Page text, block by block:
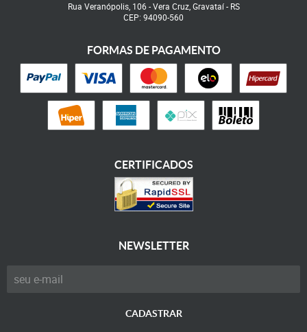
Rua Veranópolis, 106 -Vera Cruz, Gravataí- RS
CEP: 94090-560
FORMAS DE PAGAMENTO
CERTIFICADOS
NEWSLETTER
CADASTRAR